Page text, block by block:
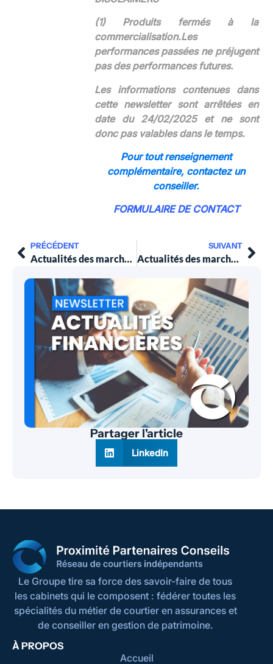
(1) Produits fermés à la
commercialisation.Les
performances passées ne préjugent
pas des performances futures.
Les informations contenues dans
cette newsletter sont arrêtées en
date du 24/02/2025 et ne sont
donc pas valables dans le temps.
Pour tout renseignement
complémentaire, contactez un
conseiller.
FORMULAIRE DE CONTACT
PRÉCÉDENT
Actualités des marchés financiers au 24 février 2025
SUIVANT
Actualités des marchés financiers au 10 mars 2025
Partager l'article
LinkedIn
Le Groupe tire sa force des savoir-faire de tous
les cabinets qui le composent : fédérer toutes les
spécialités du métier de courtier en assurances et
de conseiller en gestion de patrimoine.
À PROPOS
Accueil